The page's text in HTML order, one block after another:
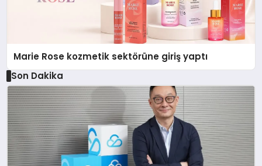
Marie Rose kozmetik sektörüne giriş yaptı
Son Dakika